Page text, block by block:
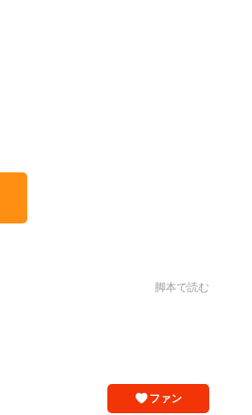
脚本で読む
ファン